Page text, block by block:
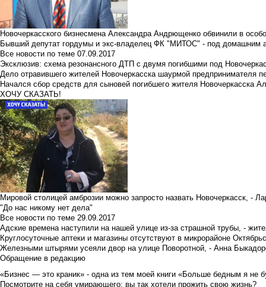
Новочеркасского бизнесмена Александра Андрющенко обвинили в
Бывший депутат гордумы и экс-владелец ФК "МИТОС" - под домашним
Все новости по теме 07.09.2017
Эксклюзив: схема резонансного ДТП с двумя погибшими под
Дело отравившего жителей Новочеркасска шаурмой предпринимателя
Начался сбор средств для сыновей погибшего жителя Новочеркасска
ХОЧУ СКАЗАТЬ!
Мировой столицей амброзии можно запросто назвать Новочеркасск, -
"До нас никому нет дела"
Все новости по теме 29.09.2017
Адские времена наступили на нашей улице из-за страшной трубы, -
Круглосуточные аптеки и магазины отсутствуют в микрорайоне
Железными штырями усеяли двор на улице Поворотной, - Анна
Обращение в редакцию
«Бизнес — это краник» - одна из тем моей книги «Больше бедным я не
Посмотрите на себя умирающего: вы так хотели прожить свою жизнь?